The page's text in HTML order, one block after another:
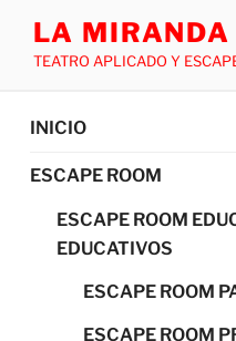
LA MIRANDA
TEATRO APLICADO Y
INICIO
ESCAPE ROOM
ESCAPE ROOM
EDUCATIVOS
ESCAPE ROOM
ESCAPE ROOM